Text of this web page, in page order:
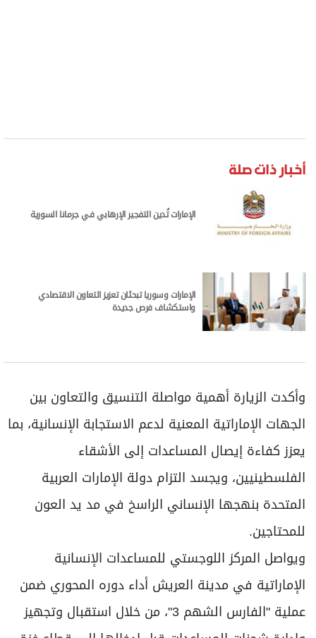
أخبار ذات صلة
الإمارات تُدين التفجير الإرهابي في جرمانا السورية
الإمارات وسوريا تبحثان تعزيز التعاون الاقتصادي
واستكشاف فرص جديدة
وأكدت الزيارة أهمية مواصلة التنسيق والتعاون بين
الجهات الإماراتية المعنية لدعم الاستجابة الإنسانية، بما
يعزز كفاءة إيصال المساعدات إلى الأشقاء
الفلسطينيين، ويجسد التزام دولة الإمارات العربية
المتحدة بنهجها الإنساني الراسخ في مد يد العون
للمحتاجين.
ويواصل المركز اللوجستي للمساعدات الإنسانية
الإماراتية في مدينة العريش أداء دوره المحوري ضمن
عملية "الفارس الشهم 3"، من خلال استقبال وتجهيز